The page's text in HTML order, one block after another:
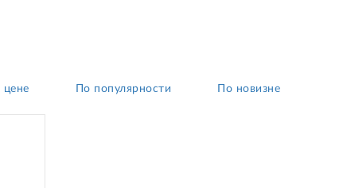
цене По популярности По новизне